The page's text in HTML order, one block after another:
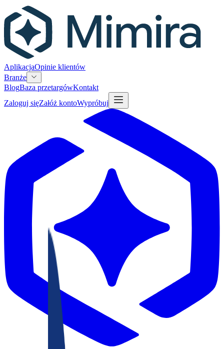
AplikacjaOpinie klientów
Branże
BlogBaza przetargówKontakt
Zaloguj sięZałóż kontoWypróbuj